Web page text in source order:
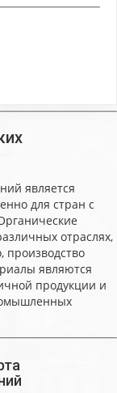
является
для стран с
отраслях,
производство
являются
продукции и